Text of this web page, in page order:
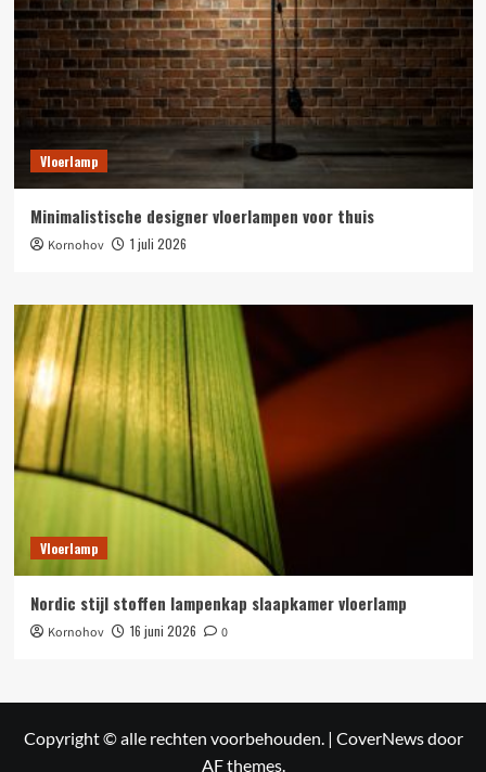
Vloerlamp
Minimalistische designer vloerlampen voor thuis
Kornohov 1 juli 2026
Vloerlamp
Nordic stijl stoffen lampenkap slaapkamer vloerlamp
Kornohov 16 juni 2026 0
Copyright © alle rechten voorbehouden. | CoverNewsdoor
AF themes.